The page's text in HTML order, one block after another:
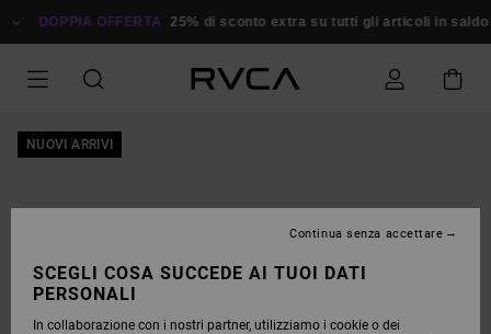
ALLE DOPPIA OFFERTA 25% di sconto extra su tutti gli articoli in saldo
NUOVI ARRIVI
SCEGLI COSA SUCCEDE AI TUOI DATI
PERSONALI
In collaborazione con i nostri partner, utilizziamo i cookie o dei
Continua senza accettare